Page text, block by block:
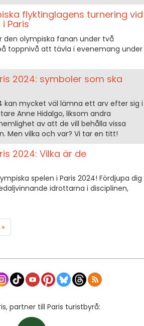
flyktinglagens turnering vid
Paris
den olympiska fanan under två
toppnivå att tävla i evenemang under
2024: symboler som ska
kan mycket väl lämna ett arv efter sig i
Anne Hidalgo, liksom andra
av att de vill behålla vissa
Men vilka och var? Vi tar en titt!
2024: Vilka är de
spelen i Paris 2024! Fördjupa dig
idrottarna i disciplinen,
»
partner till Paris turistbyrå: